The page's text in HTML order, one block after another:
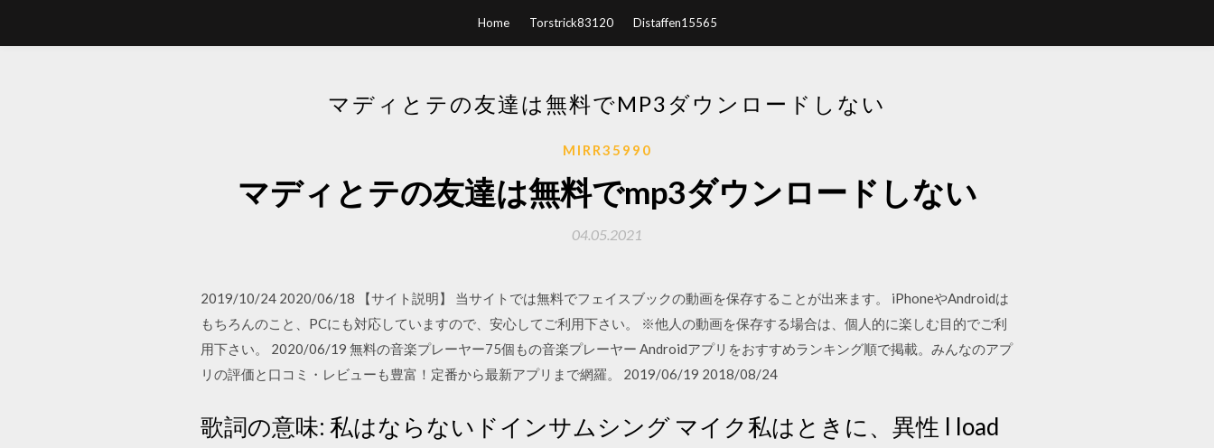
Home Torstrick83120 Distaffen15565
マディとテの友達は無料でMP3ダウンロードしない
MIRR35990
マディとテの友達は無料でmp3ダウンロードしない
04.05.2021
2019/10/24 2020/06/18 【サイト説明】 当サイトでは無料でフェイスブックの動画を保存することが出来ます。 iPhoneやAndroidは
もちろんのこと、PCにも対応していますので、安心してご利用下さい。 ※他人の動画を保存する場合は、個人的に楽しむ目的でご利
用下さい。 2020/06/19 無料の音楽プレーヤー75個もの音楽プレーヤー Androidアプリをおすすめランキング順で掲載。みんなのアプ
リの評価と口コミ・レビューも豊富！定番から最新アプリまで網羅。 2019/06/19 2018/08/24
歌詞の意味: 私はならないドインサムシング マイク私はときに、異性 I load